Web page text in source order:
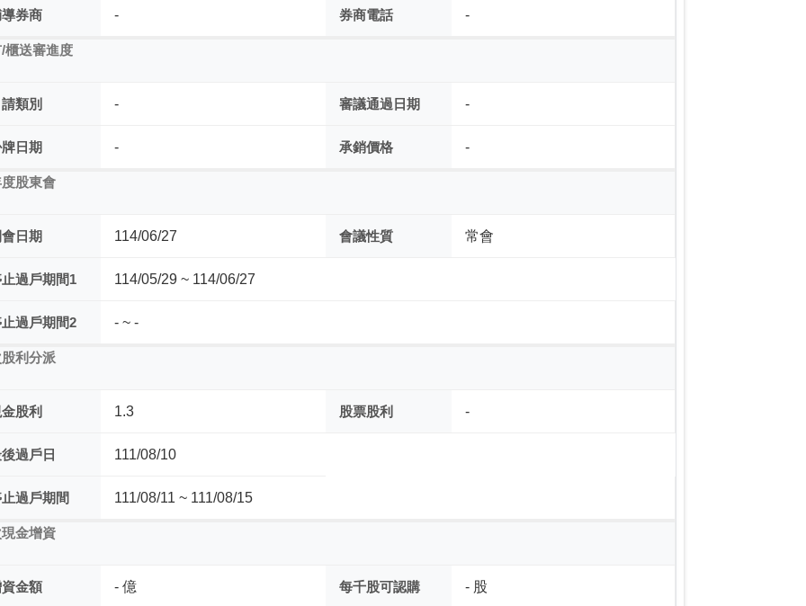
券商 - 券商電話 -
櫃送審進度
類別 - 審議通過日期 -
日期 - 承銷價格 -
股東會
日期 114/06/27 會議性質 常會
過戶期間1 114/05/29 ~ 114/06/27
過戶期間2 - ~ -
利分派
股利 1.3 股票股利 -
過戶日 111/08/10
過戶期間 111/08/11 ~ 111/08/15
金增資
金額 - 億 每千股可認購 - 股